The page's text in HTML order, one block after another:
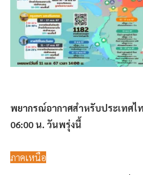
พยากรณ์อากาศสำหรับประเทศไ
06:00 น. วันพรุ่งนี้
ภาคเหนือ